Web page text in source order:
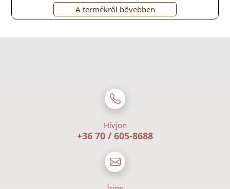
A termékről bővebben
Hívjon
+36 70 / 605-8688